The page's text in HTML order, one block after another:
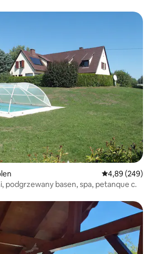
Średnia
4,89 (249)
podgrzewany basen, spa, petanque c.